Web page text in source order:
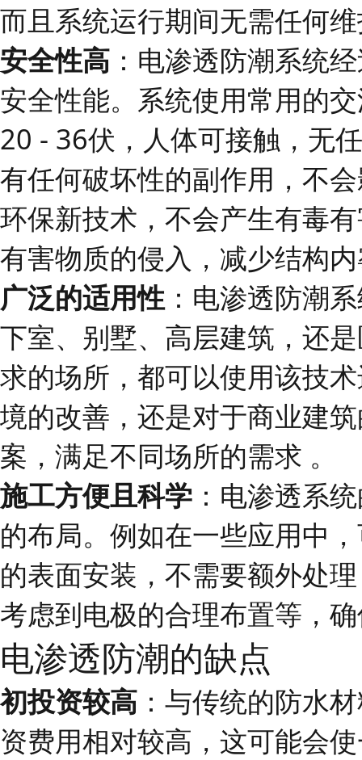
而且系统运行期间无需任何
安全性高 ：电渗透防潮系统
安全性能。系统使用常用的
20 - 36伏，人体可接触，无
有任何破坏性的副作用，不
环保新技术，不会产生有毒
有害物质的侵入，减少结构
广泛的适用性：电渗透防潮
下室、别墅、高层建筑，还
求的场所，都可以使用该技
境的改善，还是对于商业建
案，满足不同场所的需求 。
施工方便且科学 ：电渗透系
的布局。例如在一些应用中
的表面安装，不需要额外处
考虑到电极的合理布置等，
电渗透防潮的缺点
初投资较高 ：与传统的防水
资费用相对较高，这可能会